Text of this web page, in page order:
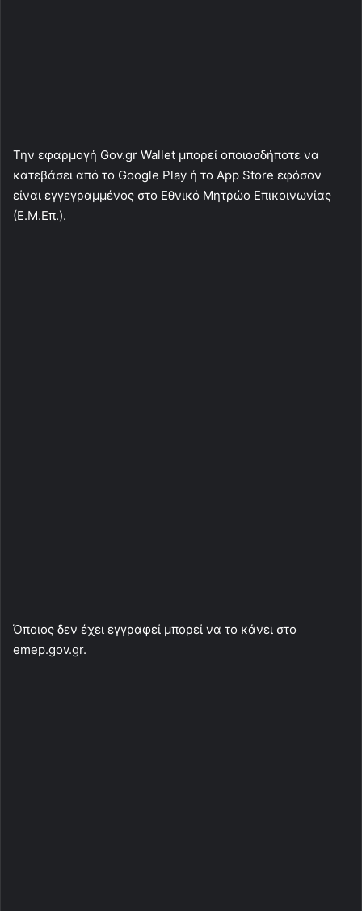
Την εφαρμογή Gov.gr Wallet μπορεί οποιοσδήποτε να
κατεβάσει από το Google Play ή το App Store εφόσον
είναι εγγεγραμμένος στο Εθνικό Μητρώο Επικοινωνίας
(Ε.Μ.Επ.).
Όποιος δεν έχει εγγραφεί μπορεί να το κάνει στο
emep.gov.gr.